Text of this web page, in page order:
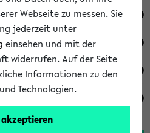
Webseite zu messen. Sie
jederzeit unter
einsehen und mit der
widerrufen. Auf der Seite
Informationen zu den
Technologien.